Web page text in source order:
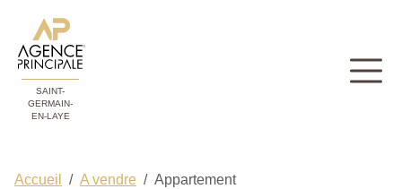
SAINT-
GERMAIN-
EN-LAYE
Accueil A vendre Appartement